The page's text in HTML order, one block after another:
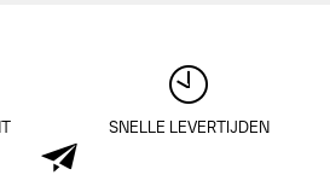
SNELLE LEVERTIJDEN